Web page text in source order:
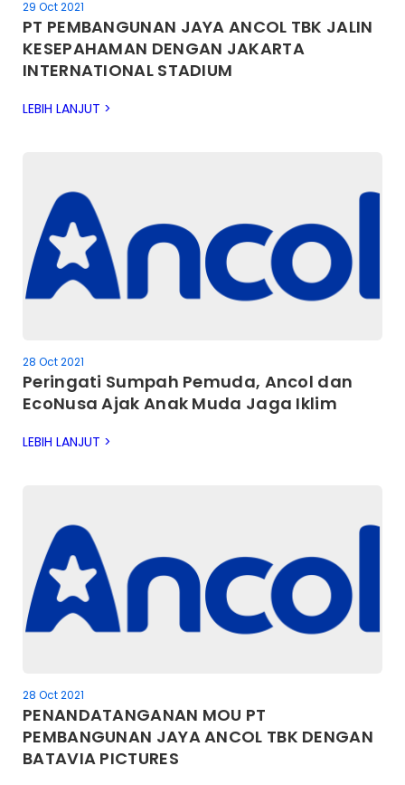
29 Oct 2021
PT PEMBANGUNAN JAYA ANCOL TBK JALIN
KESEPAHAMAN DENGAN JAKARTA
INTERNATIONAL STADIUM
LEBIH LANJUT >
28 Oct 2021
Peringati Sumpah Pemuda, Ancol dan
EcoNusa Ajak Anak Muda Jaga Iklim
LEBIH LANJUT >
28 Oct 2021
PENANDATANGANAN MOU PT
PEMBANGUNAN JAYA ANCOL TBK DENGAN
BATAVIA PICTURES